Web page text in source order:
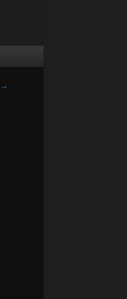
→